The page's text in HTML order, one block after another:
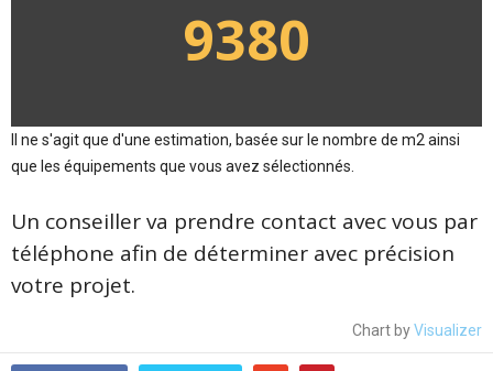
9380
Il ne s'agit que d'une estimation, basée sur le nombre de m2 ainsi
que les équipements que vous avez sélectionnés.
Un conseiller va prendre contact avec vous par
téléphone afin de déterminer avec précision
votre projet.
Chart byVisualizer